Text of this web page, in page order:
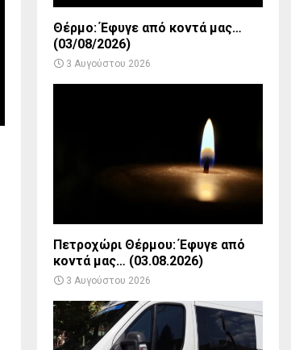
Θέρμο: Έφυγε από κοντά μας…
(03/08/2026)
3 Αυγούστου 2026
Πετροχώρι Θέρμου: Έφυγε από
κοντά μας… (03.08.2026)
3 Αυγούστου 2026